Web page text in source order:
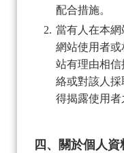
配合措施。
當有人在本
網站使用者
站有理由相
絡或對該人
得揭露使用者
四、關於個人